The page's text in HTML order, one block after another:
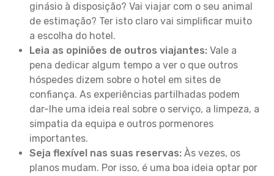
ginásio à disposição? Vai viajar com o seu animal
de estimação? Ter isto claro vai simplificar muito
a escolha do hotel.
Leia as opiniões de outros viajantes: Vale a
pena dedicar algum tempo a ver o que outros
hóspedes dizem sobre o hotel em sites de
confiança. As experiências partilhadas podem
dar-lhe uma ideia real sobre o serviço, a limpeza, a
simpatia da equipa e outros pormenores
importantes.
Seja flexível nas suas reservas: Às vezes, os
planos mudam. Por isso, é uma boa ideia optar por